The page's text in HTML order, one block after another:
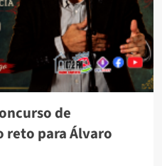
de
reto para Álvaro